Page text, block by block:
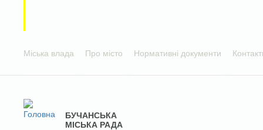
Міська влада Про місто Нормативні документи
БУЧАНСЬКА
МІСЬКА РАДА